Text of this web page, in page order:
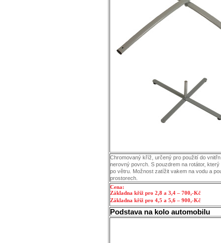
Chromovaný kříž, určený pro použití do
nerovný povrch. S pouzdrem na rotátor,
po větru. Možnost zatížit vakem na vodu a
prostorech.
Cena:
Základna kříž pro 2,8 a 3,4 – 700,-Kč
Základna kříž pro 4,5 a 5,6 – 900,-Kč
Podstava na kolo automobilu